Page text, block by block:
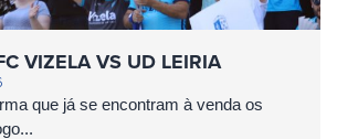
VIZELA VS UD LEIRIA
que já se encontram à venda os